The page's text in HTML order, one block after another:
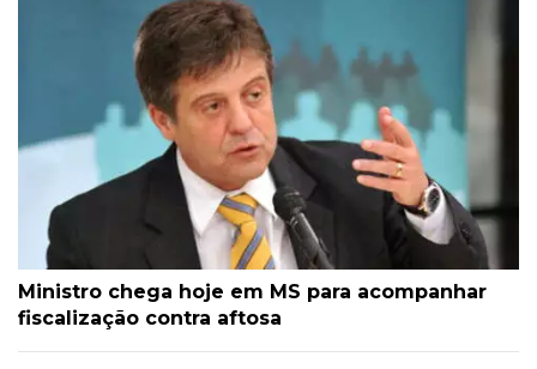
Ministro chega hoje em MS para acompanhar
fiscalização contra aftosa